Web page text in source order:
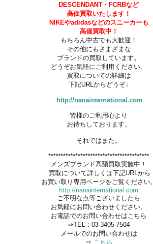
DESCENDANT・FCRBなど
高価買取いたします！
NIKEやadidasなどのスニーカーも
高価買取中！
もちろん中古でも大歓迎！
その他にもさまざまな
ブランドの買取しています。
どうぞお気軽にご利用ください。
買取についての詳細は
下記URLからどうぞ↓
http://nanainternational.com
皆様のご利用心より
お待ちしております。
それではまた。
*****************************************
メンズブランド高額買取実施中！
買取について詳しくは下記URLから
お買い取り専用ページをご覧ください
http://nanainternational.com
ご不明な点等ございましたら
お気軽にお問い合わせください。
お電話でのお問い合わせはこちら
⇒TEL：03-3405-7504
メールでのお問い合わせは
⇒ こちら